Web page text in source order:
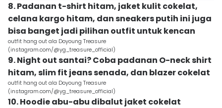
8. Padanan t-shirt hitam, jaket kulit cokelat,
celana kargo hitam, dan sneakers putih ini juga
bisa banget jadi pilihan outfit untuk kencan
outfit hang out ala Doyoung Treasure
(instagram.com/@yg_treasure_official)
9. Night out santai? Coba padanan O-neck shirt
hitam, slim fit jeans senada, dan blazer cokelat
outfit hang out ala Doyoung Treasure
(instagram.com/@yg_treasure_official)
10. Hoodie abu-abu dibalut jaket cokelat